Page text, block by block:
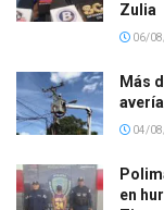
Zulia
06/
Más
04/
en